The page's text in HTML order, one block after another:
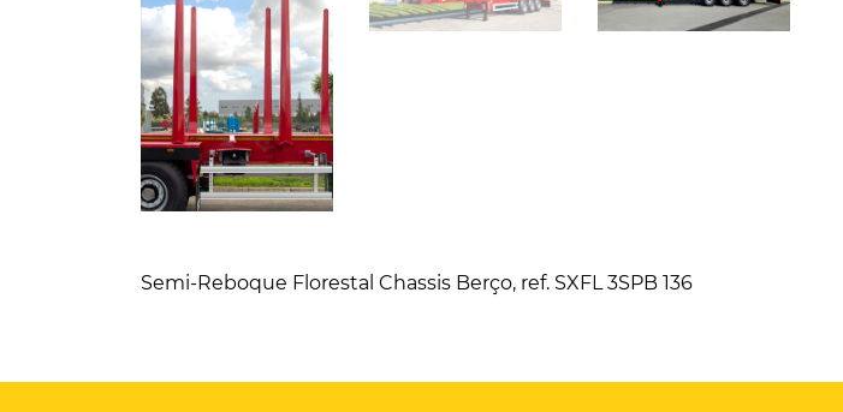
Semi-Reboque Florestal Chassis Berço, ref. SXFL 3SPB 136